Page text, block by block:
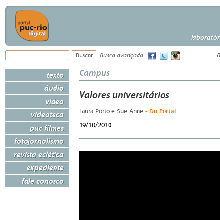
Busca avançada
texto
áudio
vídeo
videoteca
puc filmes
fotojornalismo
revista eclética
expediente
fale conosco
Campus
Valores universitários
Laura Porto e Sue Anne - Do Portal
19/10/2010